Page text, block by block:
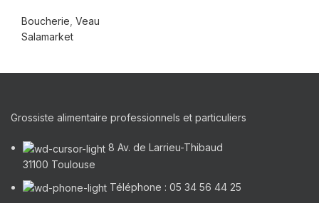
Boucherie Veau
Salamarket
Grossiste alimentaire professionnels et particuliers
8 Av. de Larrieu-Thibaud
31100 Toulouse
Téléphone : 05 34 56 44 25